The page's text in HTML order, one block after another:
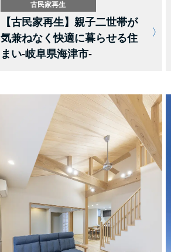
古民家再生
【古民家再生】親子二世帯が
気兼ねなく快適に暮らせる住
まい-岐阜県海津市-